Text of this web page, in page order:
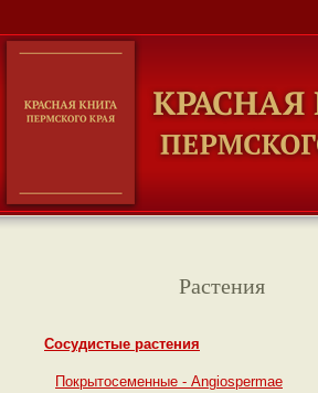
Растения
Сосудистые растения
Покрытосеменные - Angiospermae